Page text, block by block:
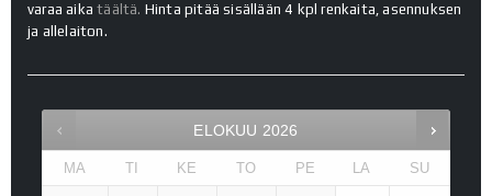
varaa aikatäältä. Hinta pitää sisällään 4 kpl renkaita, asennuksen
ja allelaiton.
ELOKUU 2026
MA TI KE TO PE LA SU